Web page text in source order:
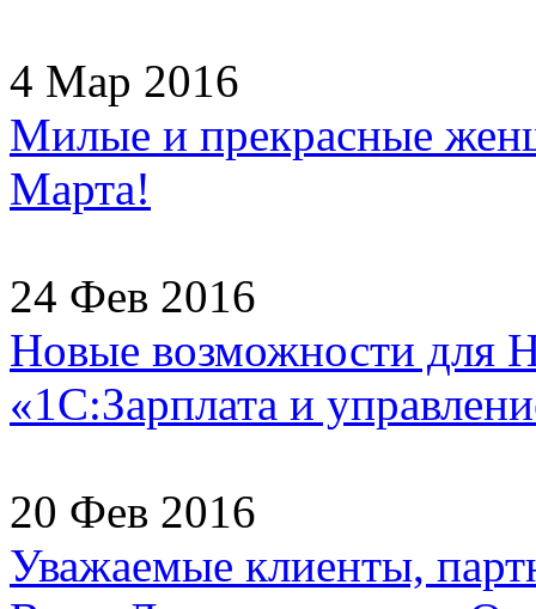
4 Мар 2016
Милые и прекрасные
Марта!
24 Фев 2016
Новые возможности для
«1С:Зарплата и
20 Фев 2016
Уважаемые клиенты,